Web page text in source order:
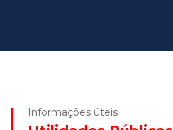
Informações úteis